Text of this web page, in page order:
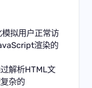
拟用户正常访
渲染的
解析HTML文
杂的